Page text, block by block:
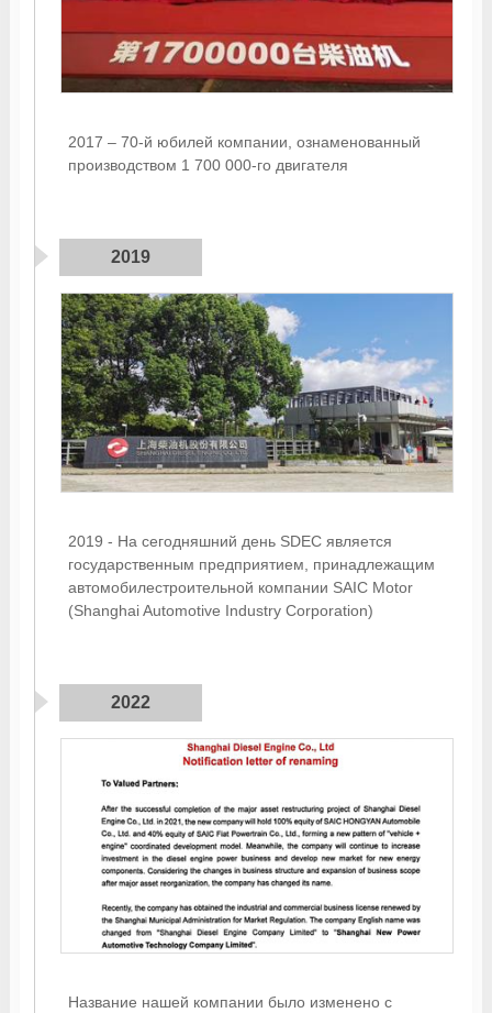
2017 – 70-й юбилей компании, ознаменованный
производством 1 700 000-го двигателя
2019
2019 - На сегодняшний день SDEC является
государственным предприятием, принадлежащим
автомобилестроительной компании SAIC Motor
(Shanghai Automotive Industry Corporation)
2022
Название нашей компании было изменено с